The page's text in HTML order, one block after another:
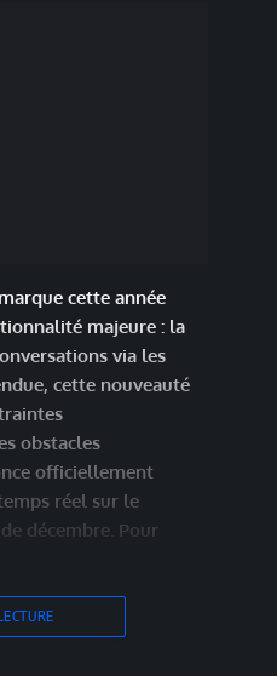
cette année
majeure : la
via les
cette nouveauté
obstacles
officiellement
réel sur le
décembre. Pour